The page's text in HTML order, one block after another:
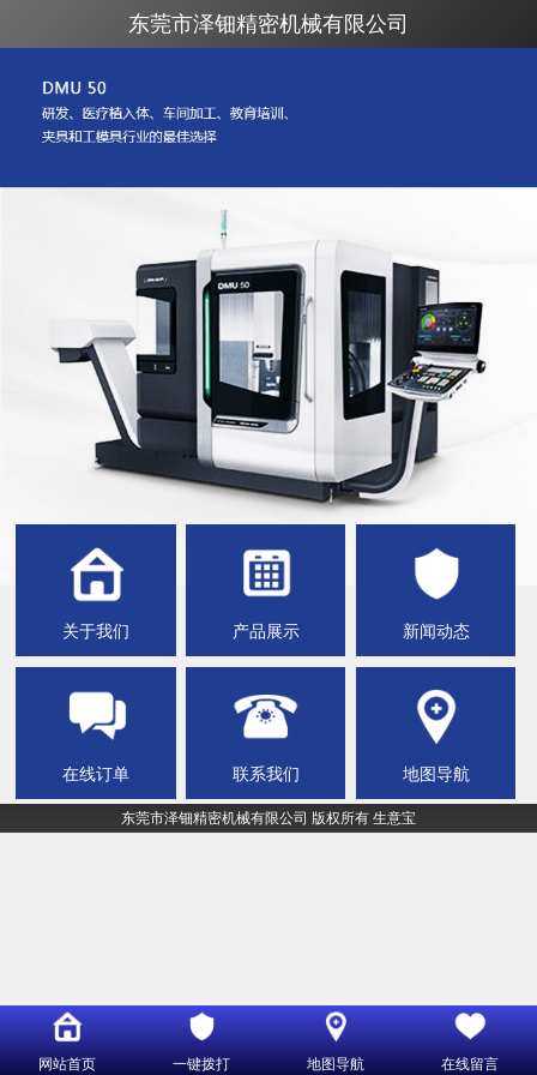
东莞市泽钿精密机械有限公司
关于我们 产品展示 新闻动态
在线订单 联系我们 地图导航
东莞市泽钿精密机械有限公司 版权所有 生意宝
网站首页 一键拨打 地图导航 在线留言